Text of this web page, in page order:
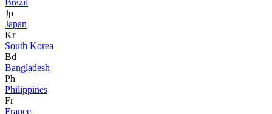
Brazil
Jp
Japan
Kr
South Korea
Bd
Bangladesh
Ph
Philippines
Fr
France